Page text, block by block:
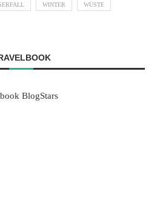
WINTER WÜSTE